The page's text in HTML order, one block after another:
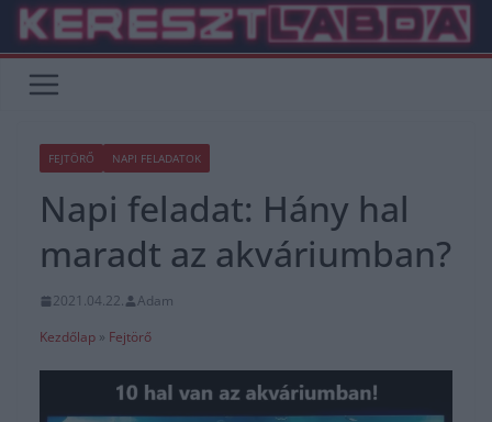
Skip
content
FEJTÖRŐ NAPI FELADATOK
Napi feladat: Hány hal
maradt az akváriumban?
2021.04.22.
Adam
Kezdőlap » Fejtörő